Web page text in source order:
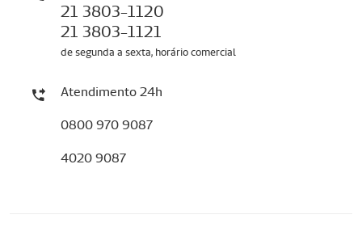
21 3803-1120
21 3803-1121
de segunda a sexta, horário comercial
Atendimento 24h
0800 970 9087
4020 9087